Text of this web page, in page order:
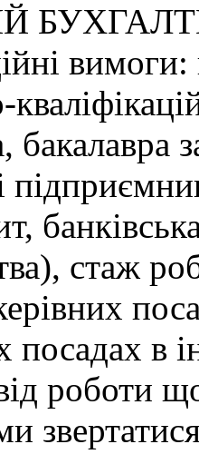
стаж
посадах в
роботи